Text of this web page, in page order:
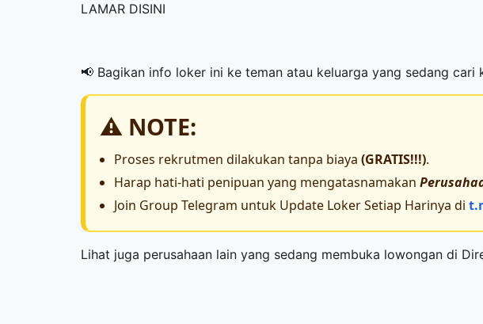
LAMAR DISINI
📢 Bagikan info loker ini ke teman atau keluarga yang sedang cari
⚠️ NOTE:
Proses rekrutmen dilakukan tanpa biaya (GRATIS!!!).
Harap hati-hati penipuan yang mengatasnamakan
Join Group Telegram untuk Update Loker Setiap Harinya di
Lihat juga perusahaan lain yang sedang membuka lowongan di